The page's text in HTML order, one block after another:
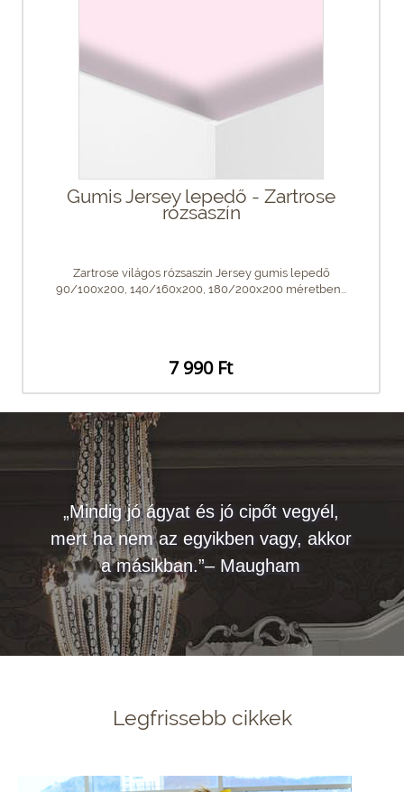
Gumis Jersey lepedő - Zartrose
rózsaszín
Zartrose világos rózsaszín Jersey gumis lepedő
90/100x200, 140/160x200, 180/200x200 méretben...
7 990 Ft
„Mindig jó ágyat és jó cipőt vegyél,
mert ha nem az egyikben vagy, akkor
a másikban.”– Maugham
Legfrissebb cikkek